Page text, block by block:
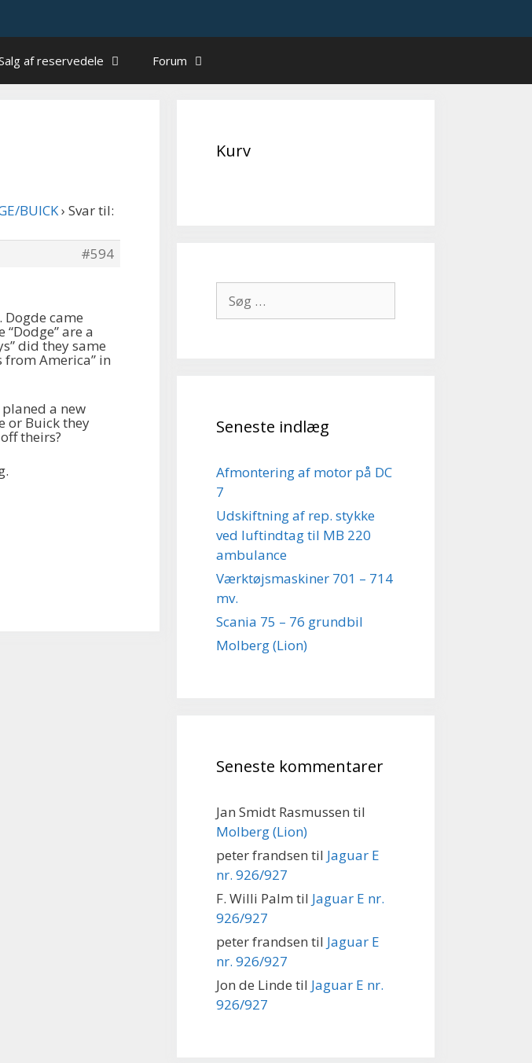
af reservedele Forum
BUICK› Svar til:
#594
came
are a
did they same
from America” in
a new
or Buick they
theirs?
Kurv
efter:
Seneste indlæg
Afmontering af motor på DC
7
Udskiftning af rep. stykke
ved luftindtag til MB 220
ambulance
Værktøjsmaskiner 701 – 714
mv.
Scania 75 – 76 grundbil
Molberg (Lion)
Seneste kommentarer
Jan Smidt Rasmussen til
Molberg (Lion)
peter frandsen til Jaguar E
nr. 926/927
F. Willi Palm til Jaguar E nr.
926/927
peter frandsen til Jaguar E
nr. 926/927
Jon de Linde til Jaguar E nr.
926/927